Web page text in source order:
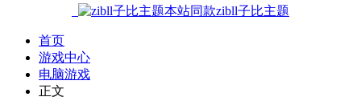
本站同款zibll子比主题
首页
游戏中心
电脑游戏
正文